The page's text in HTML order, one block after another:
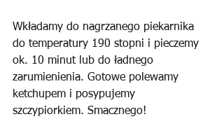
Wkładamy do nagrzanego piekarnika
do temperatury 190 stopni i pieczemy
ok. 10 minut lub do ładnego
zarumienienia. Gotowe polewamy
ketchupem i posypujemy
szczypiorkiem. Smacznego!